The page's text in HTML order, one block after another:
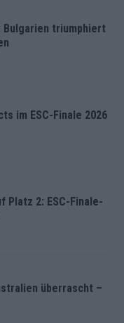
Bulgarien triumphiert
im ESC-Finale 2026
Platz 2: ESC-Finale-
überrascht –